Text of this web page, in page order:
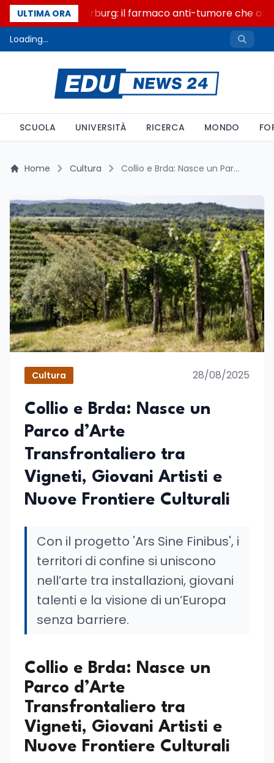
ULTIMA ORA
Un secolo di Warburg: il farmaco anti-tumore che
Loading...
SCUOLA UNIVERSITÀ RICERCA MONDO
Home Cultura Collio e Brda: Nasce un Parco d’Arte Transfrontaliero tra Vigneti, Giovani Artisti e Nuove Frontiere Culturali
Cultura 28/08/2025
Collio e Brda: Nasce un
Parco d’Arte
Transfrontaliero tra
Vigneti, Giovani Artisti e
Nuove Frontiere Culturali
Con il progetto 'Ars Sine Finibus', i
territori di confine si uniscono
nell’arte tra installazioni, giovani
talenti e la visione di un’Europa
senza barriere.
Collio e Brda: Nasce un
Parco d’Arte
Transfrontaliero tra
Vigneti, Giovani Artisti e
Nuove Frontiere Culturali